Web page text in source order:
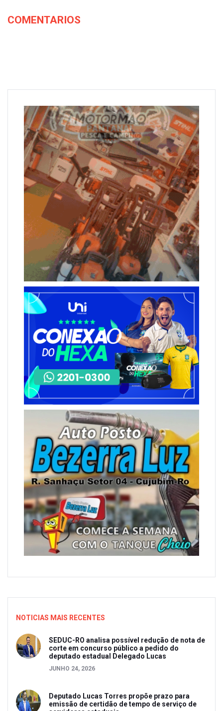
COMENTARIOS
NOTICIAS MAIS RECENTES
SEDUC-RO analisa possível redução de nota de
corte em concurso público a pedido do
deputado estadual Delegado Lucas
JUNHO 24, 2026
Deputado Lucas Torres propõe prazo para
emissão de certidão de tempo de serviço de